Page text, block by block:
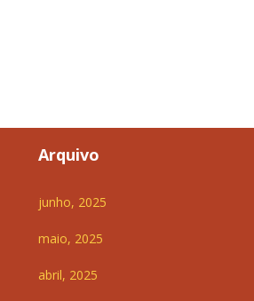
Arquivo
junho, 2025
maio, 2025
abril, 2025